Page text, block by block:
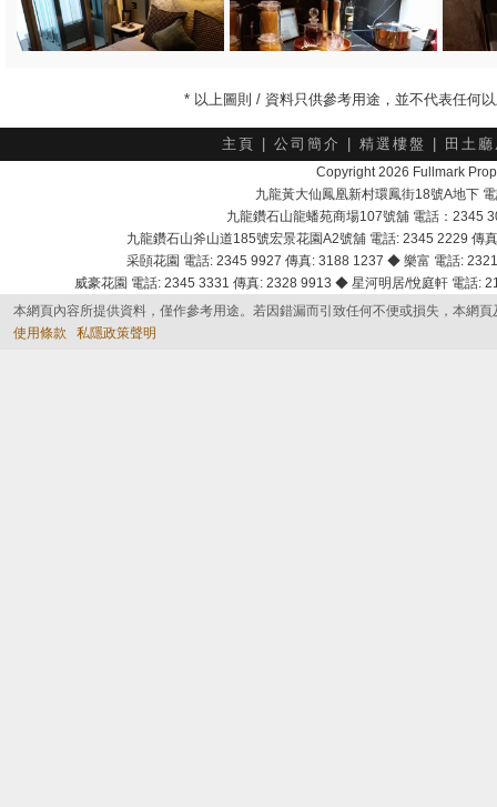
* 以上圖則 / 資料只供參考用途，並不代表任何
主頁 公司簡介 精選樓盤 田土
Copyright 2026 Fullmark
九龍黃大仙鳳凰新村環鳳街18號A地下
九龍鑽石山龍蟠苑商場107號舖 電話：2345
九龍鑽石山斧山道185號宏景花園A2號舖 電話: 2345 2229
采頣花園 電話: 2345 9927 傳真: 3188 1237 ◆ 樂富 電話:
威豪花園 電話: 2345 3331 傳真: 2328 9913 ◆ 星河明居/悅庭軒 電話
本網頁內容所提供資料，僅作參考用途。若因錯漏而引致任何不便或損失，本網
使用條款
私隱政策聲明